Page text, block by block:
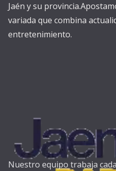
Jaén y su
variada que combina
entretenimiento.
Nuestro equipo trabaja